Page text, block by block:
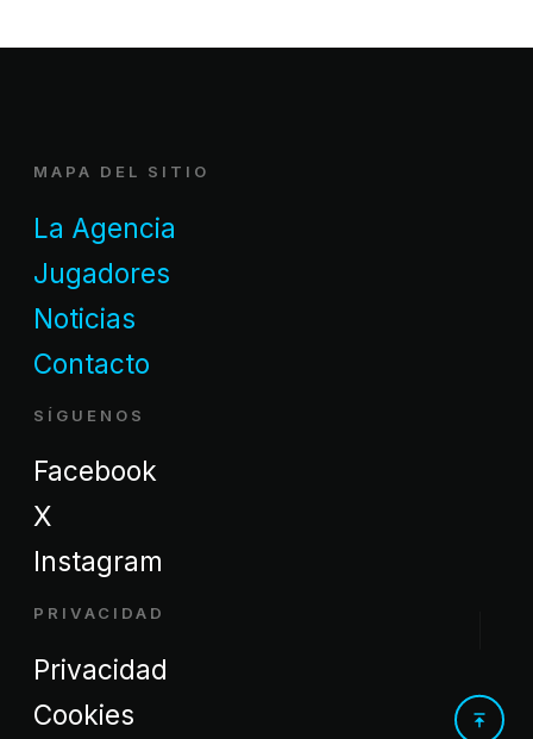
MAPA DEL SITIO
La Agencia
Jugadores
Noticias
Contacto
SÍGUENOS
Facebook
X
Instagram
PRIVACIDAD
Privacidad
Cookies